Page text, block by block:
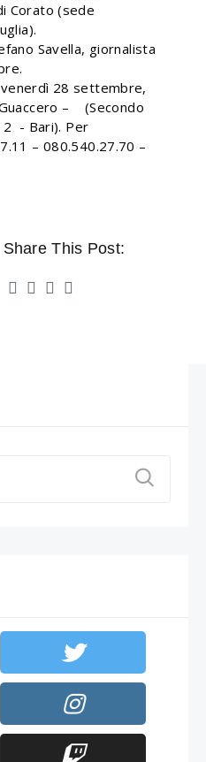
Corato (sede
Savella, giornalista
28 settembre,
– (Secondo
- Bari). Per
– 080.540.27.70 –
Share This Post: